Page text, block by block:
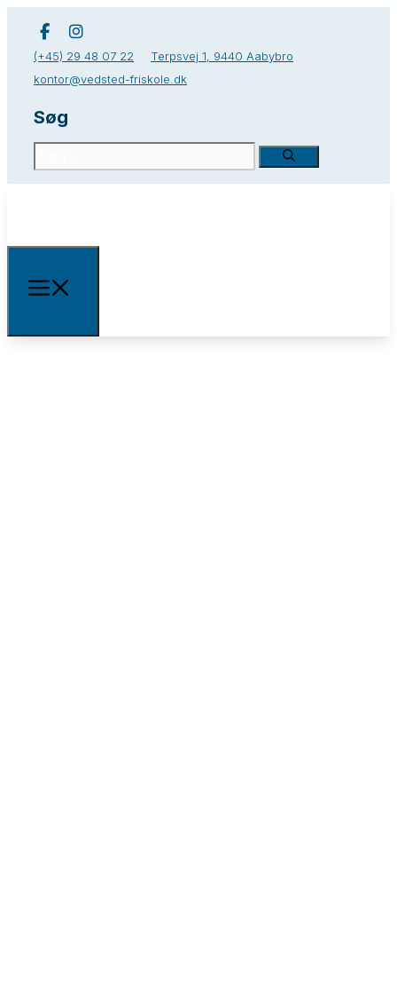
(+45) 29 48 07 22
Terpsvej 1, 9440 Aabybro
kontor@vedsted-friskole.dk
Søg